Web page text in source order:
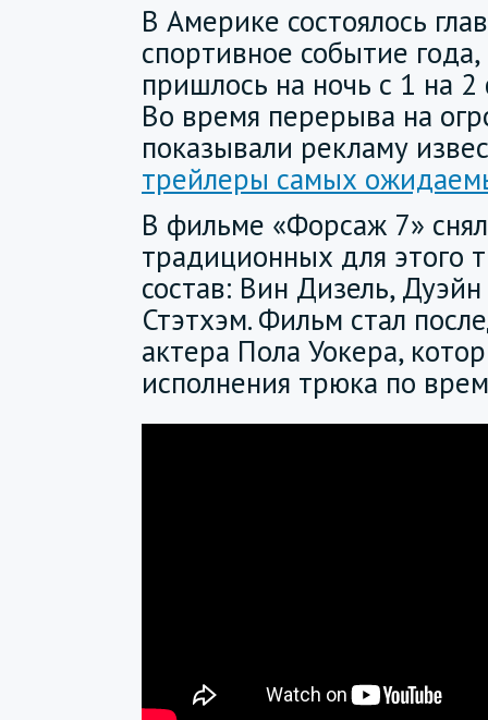
В Америке состоялось
спортивное событие
пришлось на ночь с 1 на
Во время перерыва на
показывали рекламу
трейлеры самых
В фильме «Форсаж 7»
традиционных для этого
состав: Вин Дизель,
Стэтхэм. Фильм стал
актера Пола Уокера,
исполнения трюка по